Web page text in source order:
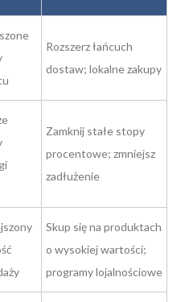
Rozszerz łańcuch
dostaw; lokalne zakupy
Zamknij stałe stopy
procentowe; zmniejsz
zadłużenie
Skup się na produktach
o wysokiej wartości;
programy lojalnościowe